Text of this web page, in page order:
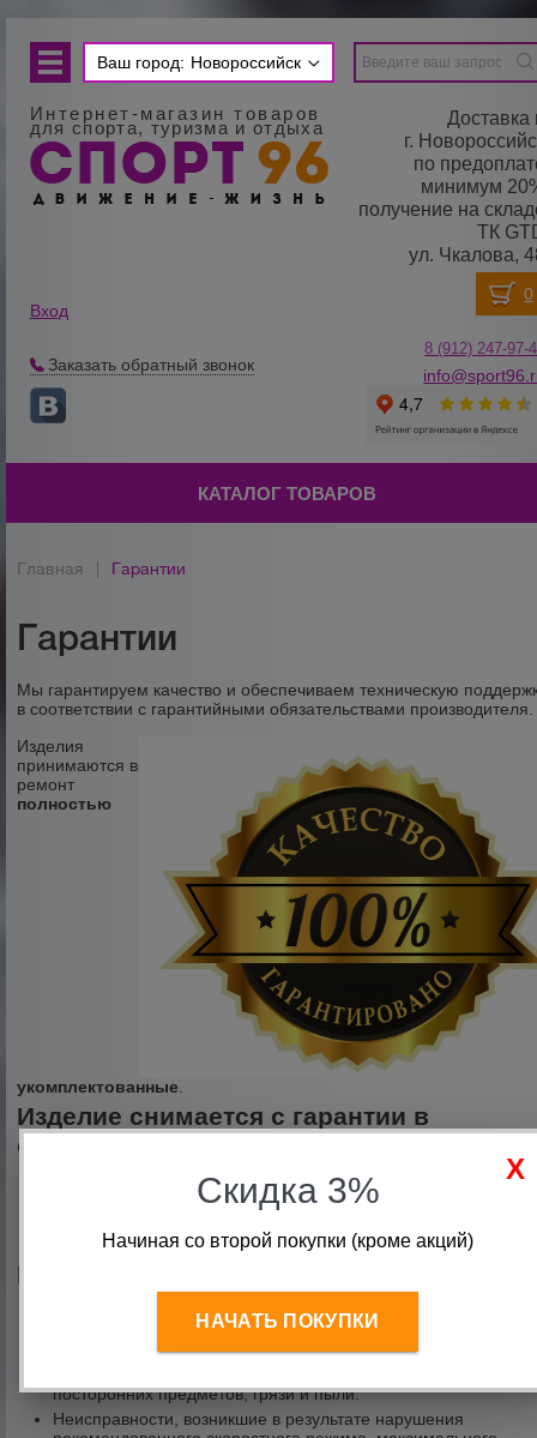
Ваш город: Новороссийск
Интернет-магазин товаров
для спорта, туризма и отдыха
Доставка
г.
по
минимум
получение на
ТК
ул. Чкалова,
Вход
Заказать обратный звонок
8 (912) 247-97-
КАТАЛОГ ТОВАРОВ
Главная Гарантии
Гарантии
Мы гарантируем качество и обеспечиваем техническую
в соответствии с гарантийными обязательствами производителя.
Изделия
принимаются в
ремонт
полностью
укомплектованные
Изделие снимается с гарантии в
следующих случаях:
При нарушении правил эксплуатации изделия, указанных
в инструкции по эксплуатации.
Обнаружены изменения конструкции изделия.
Гарантия не распространяется на:
Повреждения, возникшие вследствие самостоятельной
неквалифицированной установки и сборки.
посторонних предметов, грязи и пыли.
Неисправности, возникшие в результате нарушения
Скидка 3%
Начиная со второй покупки (кроме акций)
НАЧАТЬ ПОКУПКИ